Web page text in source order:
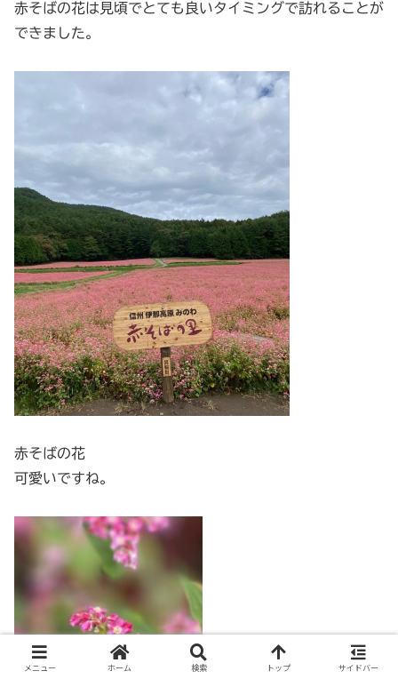
赤そばの花は見頃でとても良いタイミングで訪れることが
できました。
赤そばの花
可愛いですね。
メニュー ホーム 検索 トップ サイドバー